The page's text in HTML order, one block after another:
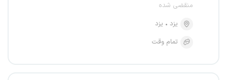
منقضی شده
یزد
یزد
تمام وقت